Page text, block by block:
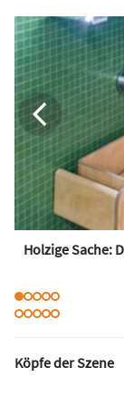
Holzige Sache:
Köpfe der Szene